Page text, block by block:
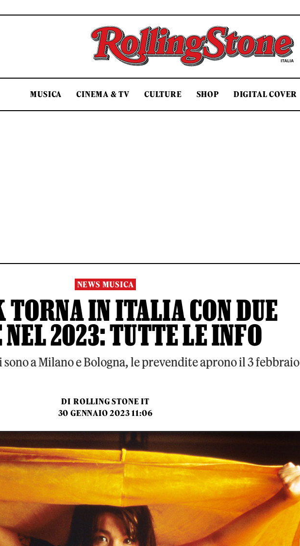
Rolling Stone Italia
MUSICA CINEMA & TV CULTURE SHOP DIGITAL COVER
NEWS MUSICA
IN ITALIA CON DUE
NEL 2023: TUTTE LE INFO
a Milano e Bologna, le prevendite aprono il 3 febbraio
DI ROLLING STONE IT
30 GENNAIO 2023 11:06